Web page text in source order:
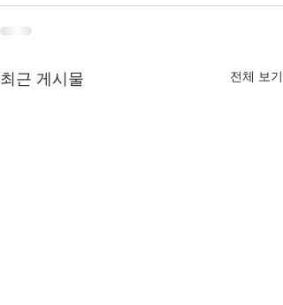
최근 게시물 전체 보기